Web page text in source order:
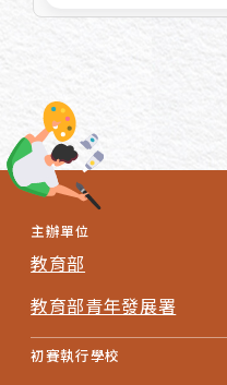
主辦單位
教育部
教育部青年發展署
初賽執行學校